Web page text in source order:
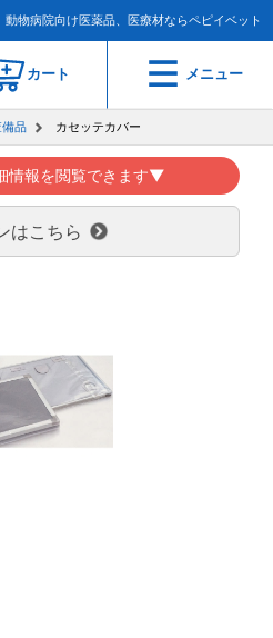
動物病院向け医薬品、医療材ならペピイベット
カート メニュー
品 カセッテカバー
情報を閲覧できます▼
はこちら